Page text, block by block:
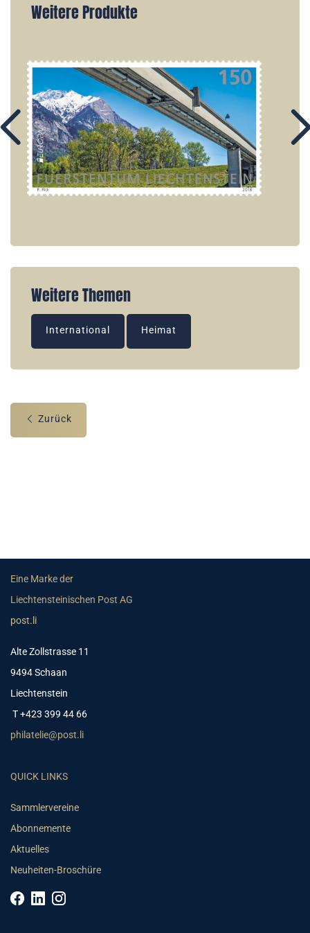
Weitere Produkte
Weitere Themen
International Heimat
Zurück
Eine Marke der
Liechtensteinischen Post AG
post.li
Alte Zollstrasse 11
9494 Schaan
Liechtenstein
T +423 399 44 66
philatelie@post.li
QUICK LINKS
Sammlervereine
Abonnemente
Aktuelles
Neuheiten-Broschüre